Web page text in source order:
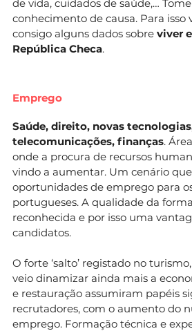
de vida, cuidados de saúde,…
conhecimento de causa. Para isso
consigo alguns dados sobre viver
República Checa.
Emprego
Saúde, direito, novas
telecomunicações, finanças.
onde a procura de recursos
vindo a aumentar. Um cenário
oportunidades de emprego para
portugueses. A qualidade da
reconhecida e por isso uma
candidatos.
O forte ‘salto’ registado no
veio dinamizar ainda mais a
e restauração assumiram papéis
recrutadores, com o aumento do
emprego. Formação técnica e